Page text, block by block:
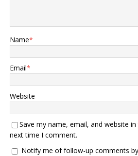
Name*
Email*
Website
Save my name, email, and website
next time I comment.
Notify me of follow-up comments